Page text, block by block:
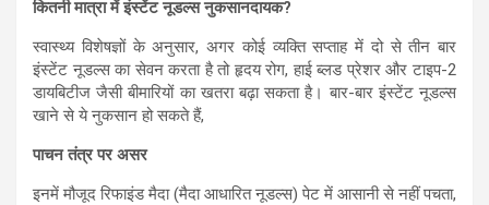
कितनी मात्रा में इंस्टेंट नूडल्स नुकसानदायक?
स्वास्थ्य विशेषज्ञों के अनुसार, अगर कोई व्यक्ति सप्ताह में दो से तीन बार
इंस्टेंट नूडल्स का सेवन करता है तो हृदय रोग, हाई ब्लड प्रेशर और टाइप-2
डायबिटीज जैसी बीमारियों का खतरा बढ़ा सकता है। बार-बार इंस्टेंट नूडल्स
खाने से ये नुकसान हो सकते हैं,
पाचन तंत्र पर असर
इनमें मौजूद रिफाइंड मैदा (मैदा आधारित नूडल्स) पेट में आसानी से नहीं पचता,